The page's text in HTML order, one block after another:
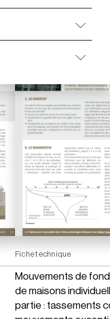
Fiche technique
Mouvements de
de maisons
partie : tassements